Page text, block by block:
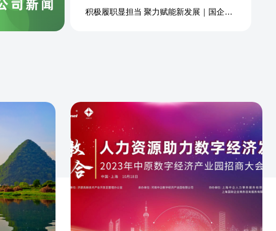
积极履职显担当 聚力赋能新发展｜国企商务&中企人力出席上海现代服务业联合会第五届会员大会第三次会议暨2026服务业高质量发展大会